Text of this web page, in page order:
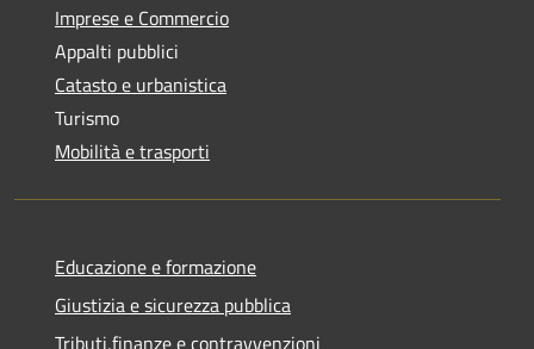
Imprese e Commercio
Appalti pubblici
Catasto e urbanistica
Turismo
Mobilità e trasporti
Educazione e formazione
Giustizia e sicurezza pubblica